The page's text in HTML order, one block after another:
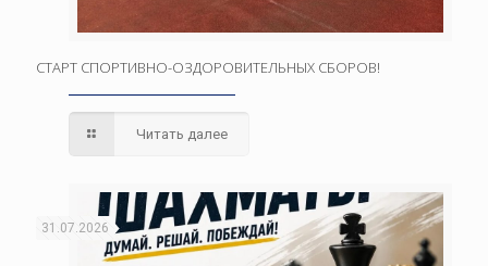
СТАРТ СПОРТИВНО-ОЗДОРОВИТЕЛЬНЫХ СБОРОВ!
Читать далее
31.07.2026